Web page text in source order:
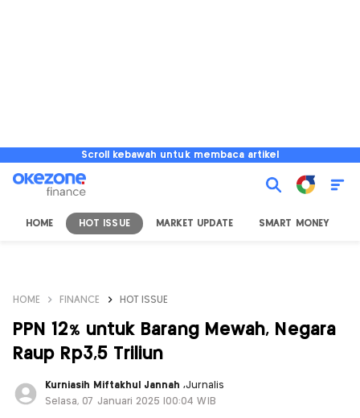
Scroll kebawah untuk membaca artikel
HOME HOT ISSUE MARKET UPDATE SMART MONEY
HOME FINANCE HOT ISSUE
PPN 12% untuk Barang Mewah, Negara
Raup Rp3,5 Triliun
Kurniasih Miftakhul Jannah,Jurnalis
Selasa, 07 Januari 2025 |00:04 WIB